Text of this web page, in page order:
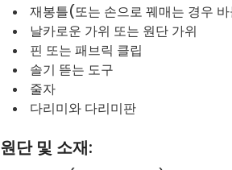
재봉틀(또는 손으로 꿰매는 경우
날카로운 가위 또는 원단 가위
핀 또는 패브릭 클립
솔기 뜯는 도구
줄자
다리미와 다리미판
원단 및 소재: